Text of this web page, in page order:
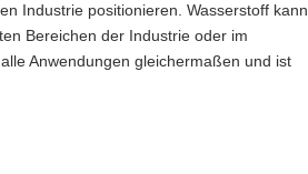
Industrie positionieren. Wasserstoff kann
Bereichen der Industrie oder im
Anwendungen gleichermaßen und ist